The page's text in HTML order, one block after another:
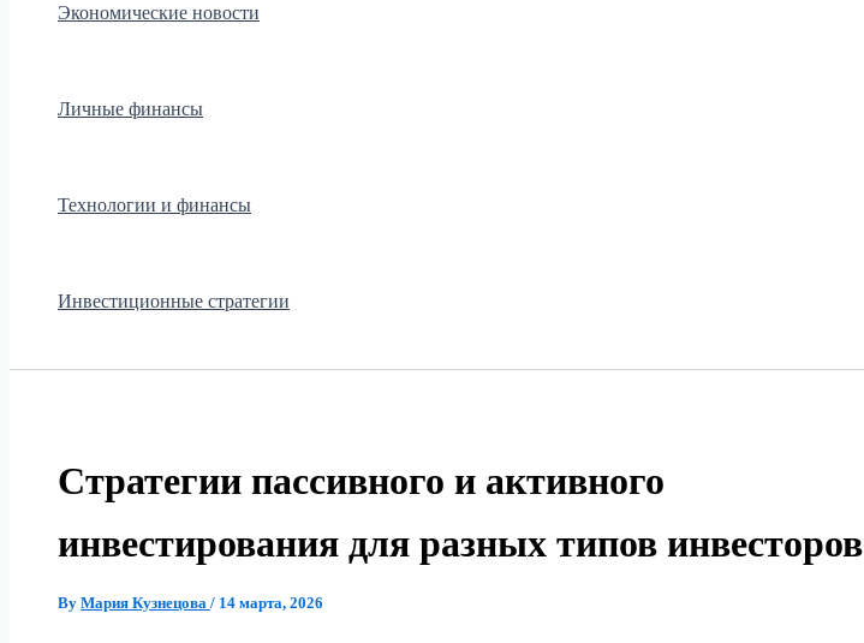
Экономические новости
Личные финансы
Технологии и финансы
Инвестиционные стратегии
Стратегии пассивного и активного
инвестирования для разных типов инвесторов
By Мария Кузнецова / 14 марта, 2026